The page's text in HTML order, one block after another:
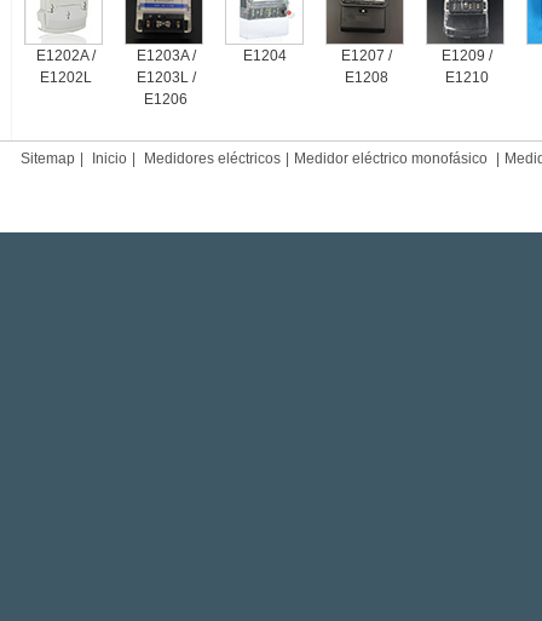
E1202A /
E1202L
E1203A /
E1203L /
E1206
E1204
E1207 /
E1208
E1209 /
E1210
Sitemap Inicio Medidores eléctricos Medidor eléctrico monofásico